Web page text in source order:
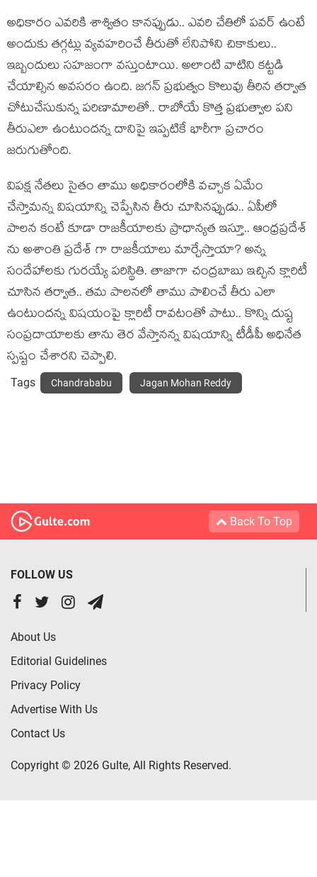
అధికారం ఎవరికి శాశ్వితం కానప్పుడు.. ఎవరి చేతిలో పవర్ ఉంటే
అందుకు తగ్గట్లు వ్యవహరించే తీరుతో లేనిపోని చికాకులు..
ఇబ్బందులు సహజంగా వస్తుంటాయి. అలాంటి వాటిని కట్టడి
చేయాల్సిన అవసరం ఉంది. జగన్ ప్రభుత్వం కొలువు తీరిన తర్వాత
చోటుచేసుకున్న పరిణామాలతో.. రాబోయే కొత్త ప్రభుత్వాల పని
తీరుఎలా ఉంటుందన్న దానిపై ఇప్పటికే భారీగా ప్రచారం
జరుగుతోంది.
విపక్ష నేతలు సైతం తాము అధికారంలోకి వచ్చాక ఏమేం
చేస్తామన్న విషయాన్ని చెప్పేసిన తీరు చూసినప్పుడు.. ఏపీలో
పాలన కంటే కూడా రాజకీయాలకు ప్రాధాన్యత ఇస్తూ.. ఆంధ్రప్రదేశ్
ను అశాంతి ప్రదేశ్ గా రాజకీయాలు మార్చేస్తాయా? అన్న
సందేహాలకు గురయ్యే పరిస్థితి. తాజాగా చంద్రబాబు ఇచ్చిన క్లారిటీ
చూసిన తర్వాత.. తమ పాలనలో తాము పాలించే తీరు ఎలా
ఉంటుందన్న విషయంపై క్లారిటీ రావటంతో పాటు.. కొన్ని దుష్ట
సంప్రదాయాలకు తాను తెర వేస్తానన్న విషయాన్ని టీడీపీ అధినేత
స్పష్టం చేశారని చెప్పాలి.
Tags Chandrababu Jagan Mohan Reddy
Back To Top
FOLLOW US
About Us
Editorial Guidelines
Privacy Policy
Advertise With Us
Contact Us
Copyright © 2026 Gulte, All Rights Reserved.